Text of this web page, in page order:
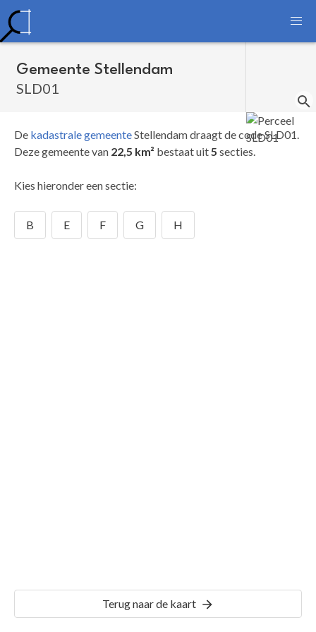
Gemeente Stellendam
SLD01
De kadastrale gemeenteStellendam draagt de code SLD01.
Deze gemeente van 22,5 km² bestaat uit5 secties.
Kies hieronder een sectie:
B E F G H
Terug naar de kaart
SLD01